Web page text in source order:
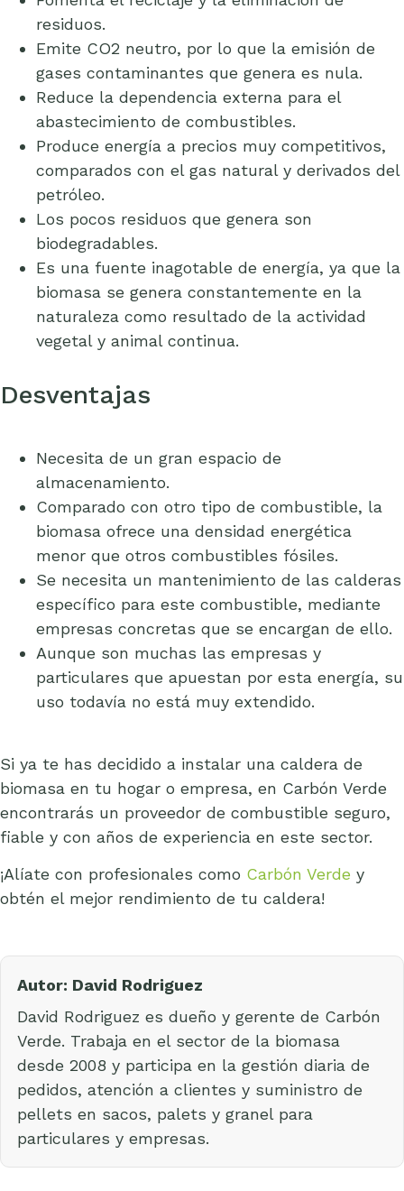
residuos.
Emite CO2 neutro, por lo que la emisión de
gases contaminantes que genera es nula.
Reduce la dependencia externa para el
abastecimiento de combustibles.
Produce energía a precios muy competitivos,
comparados con el gas natural y derivados del
petróleo.
Los pocos residuos que genera son
biodegradables.
Es una fuente inagotable de energía, ya que la
biomasa se genera constantemente en la
naturaleza como resultado de la actividad
vegetal y animal continua.
Desventajas
Necesita de un gran espacio de
almacenamiento.
Comparado con otro tipo de combustible, la
biomasa ofrece una densidad energética
menor que otros combustibles fósiles.
Se necesita un mantenimiento de las calderas
específico para este combustible, mediante
empresas concretas que se encargan de ello.
Aunque son muchas las empresas y
particulares que apuestan por esta energía, su
uso todavía no está muy extendido.
Si ya te has decidido a instalar una caldera de
biomasa en tu hogar o empresa, en Carbón Verde
encontrarás un proveedor de combustible seguro,
fiable y con años de experiencia en este sector.
¡Alíate con profesionales como Carbón Verde y
obtén el mejor rendimiento de tu caldera!
Autor: David Rodriguez
David Rodriguez es dueño y gerente de Carbón
Verde. Trabaja en el sector de la biomasa
desde 2008 y participa en la gestión diaria de
pedidos, atención a clientes y suministro de
pellets en sacos, palets y granel para
particulares y empresas.